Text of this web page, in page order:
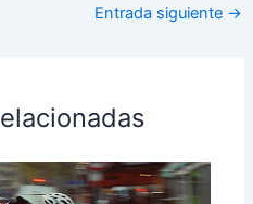
Entrada siguiente →